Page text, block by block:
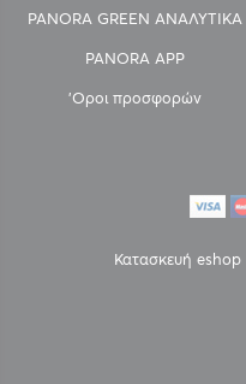
PANORA GREEN ΑΝΑΛΥΤΙΚΑ
PANORA APP
'Οροι προσφορών
Κατασκευή eshop